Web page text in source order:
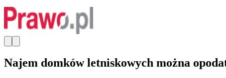
Najem domków letniskowych można